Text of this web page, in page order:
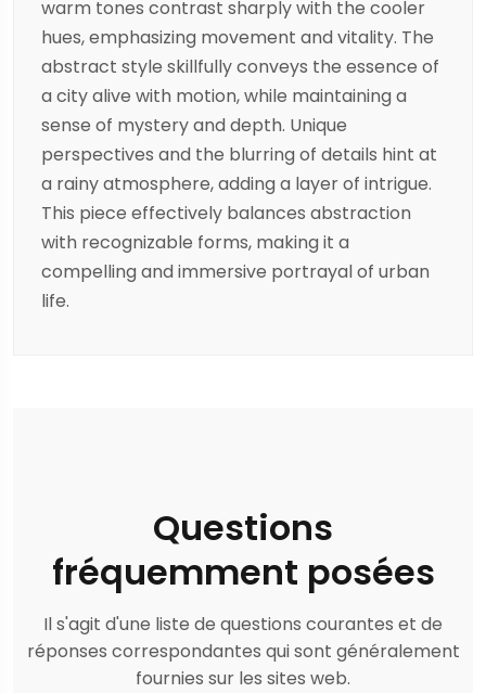
warm tones contrast sharply with the cooler
hues, emphasizing movement and vitality. The
abstract style skillfully conveys the essence of
a city alive with motion, while maintaining a
sense of mystery and depth. Unique
perspectives and the blurring of details hint at
a rainy atmosphere, adding a layer of intrigue.
This piece effectively balances abstraction
with recognizable forms, making it a
compelling and immersive portrayal of urban
life.
Questions
fréquemment posées
Il s'agit d'une liste de questions courantes et de
réponses correspondantes qui sont généralement
fournies sur les sites web.